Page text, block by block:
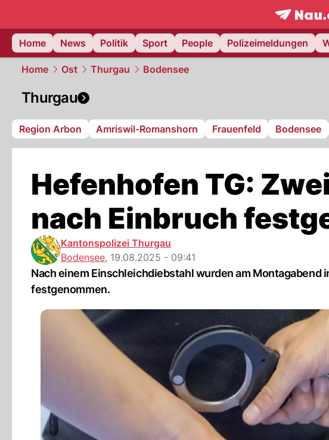
frontpage.
Home
News Politik Sport People Polizeimeldungen
Home Ost Thurgau Bodensee
Thurgau
Region Arbon Amriswil-Romanshorn Frauenfeld Bodensee
Hefenhofen TG:
nach Einbruch
Kantonspolizei Thurgau
Bodensee, 19.08.2025 - 09:41
Nach einem Einschleichdiebstahl wurden am Montagabend
festgenommen.